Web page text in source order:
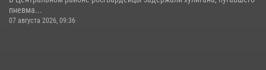
пневма...
07 августа 2026, 09:36